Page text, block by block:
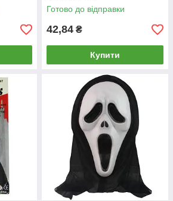
Готово до відправки
42,84 ₴
Купити